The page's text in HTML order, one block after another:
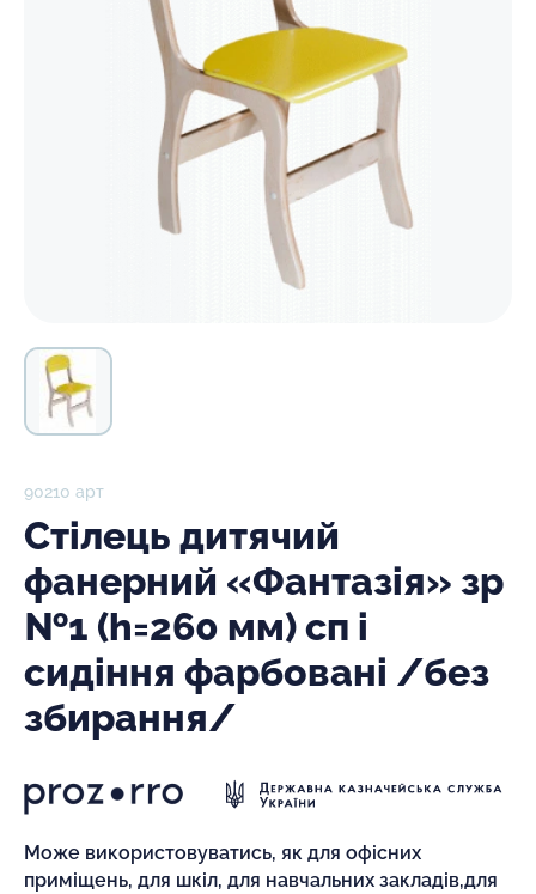
90210 арт
Стілець дитячий
фанерний «Фантазія» зр
№1 (h=260 мм) сп і
сидіння фарбовані /без
збирання/
Може використовуватись, як для офісних
приміщень, для шкіл, для навчальних закладів,для